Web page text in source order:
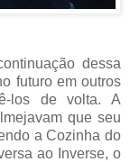
dessa
futuro em outros
los de volta. A
que seu
a Cozinha do
ao Inverse, o